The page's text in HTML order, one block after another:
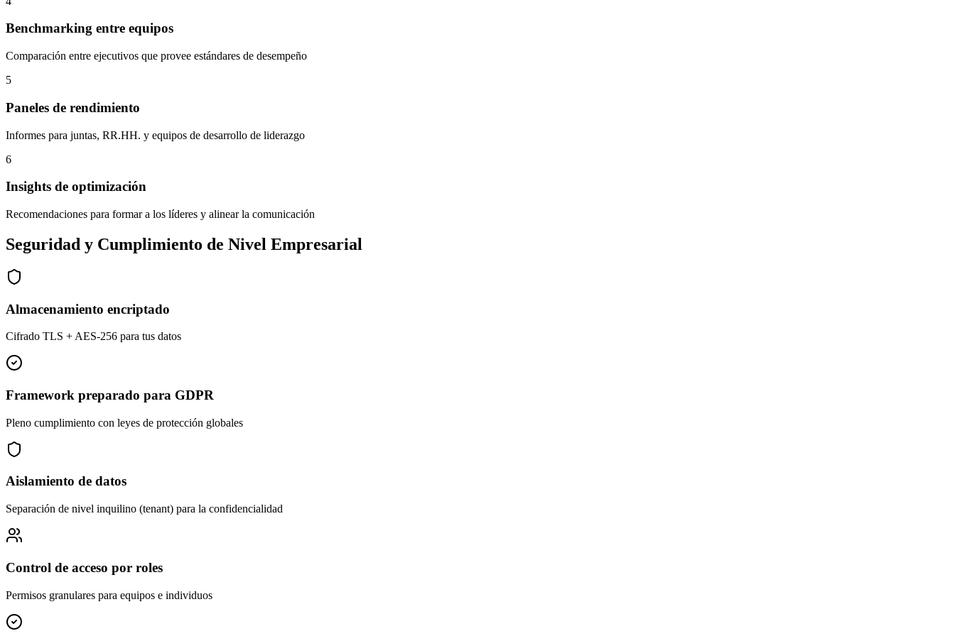
Benchmarking entre equipos
Comparación entre ejecutivos que provee estándares de desempeño
5
Paneles de rendimiento
Informes para juntas, RR.HH. y equipos de desarrollo de liderazgo
6
Insights de optimización
Recomendaciones para formar a los líderes y alinear la comunicación
Seguridad y Cumplimiento de Nivel Empresarial
Almacenamiento encriptado
Cifrado TLS + AES-256 para tus datos
Framework preparado para GDPR
Pleno cumplimiento con leyes de protección globales
Aislamiento de datos
Separación de nivel inquilino (tenant) para la confidencialidad
Control de acceso por roles
Permisos granulares para equipos e individuos